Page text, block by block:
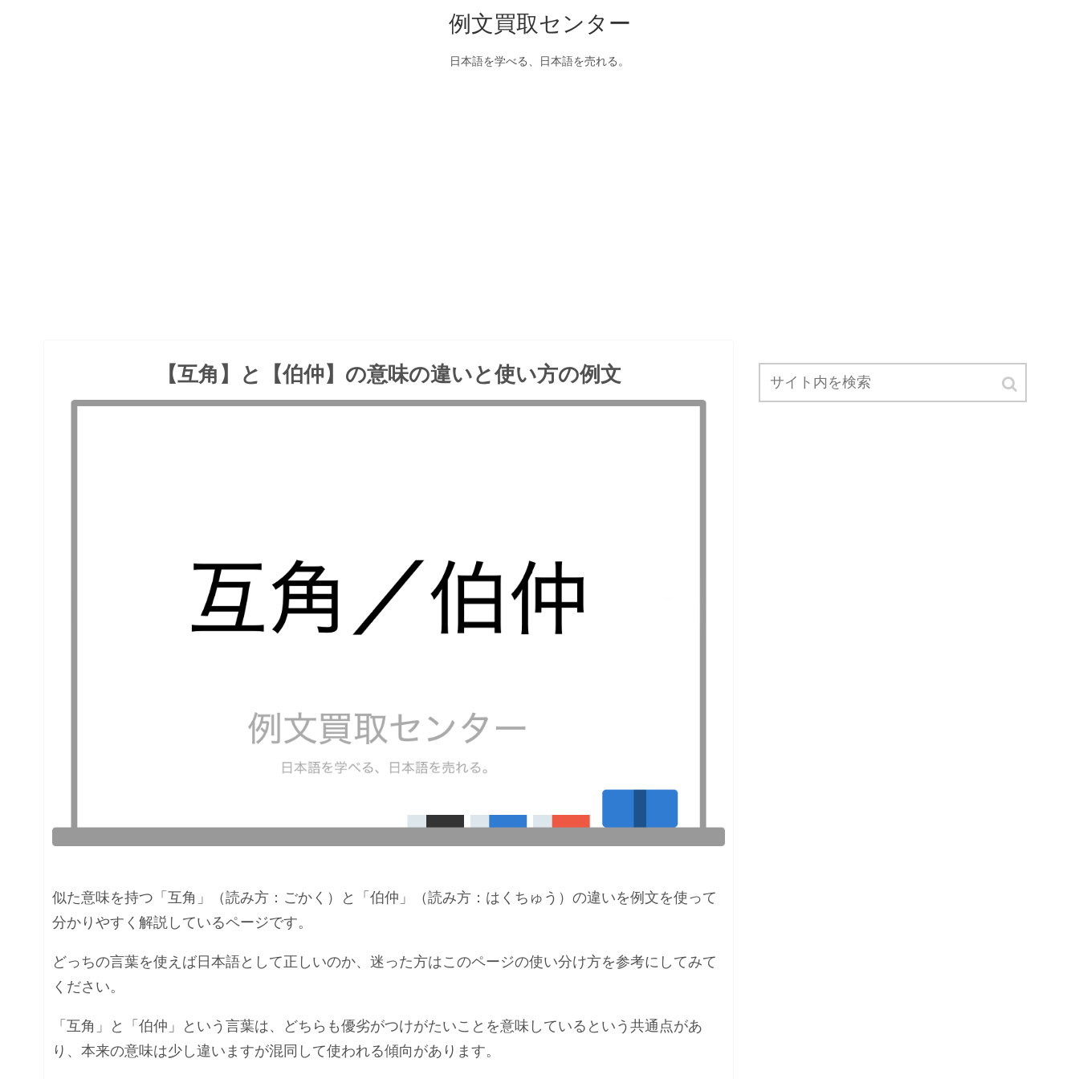
例文買取センター
日本語を学べる、日本語を売れる。
【互角】と【伯仲】の意味の違いと使い方の例文
似た意味を持つ「互角」（読み方：ごかく）と「伯仲」（読み方：はくちゅう）の違いを例文を使って
分かりやすく解説しているページです。
どっちの言葉を使えば日本語として正しいのか、迷った方はこのページの使い分け方を参考にしてみて
ください。
「互角」と「伯仲」という言葉は、どちらも優劣がつけがたいことを意味しているという共通点があ
り、本来の意味は少し違いますが混同して使われる傾向があります。